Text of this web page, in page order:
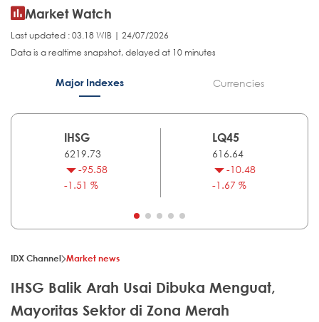
Market Watch
Last updated : 03.18 WIB | 24/07/2026
Data is a realtime snapshot, delayed at 10 minutes
Major Indexes Currencies
IHSG
6219.73
-95.58
-1.51 %
LQ45
616.64
-10.48
-1.67 %
IDX Channel Market news
IHSG Balik Arah Usai Dibuka Menguat,
Mayoritas Sektor di Zona Merah